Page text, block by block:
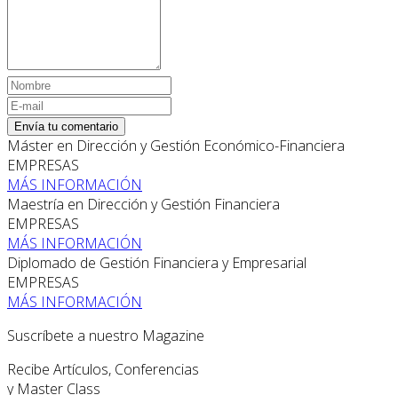
Envía tu comentario
Máster en Dirección y Gestión Económico-Financiera
EMPRESAS
MÁS INFORMACIÓN
Maestría en Dirección y Gestión Financiera
EMPRESAS
MÁS INFORMACIÓN
Diplomado de Gestión Financiera y Empresarial
EMPRESAS
MÁS INFORMACIÓN
Suscríbete a nuestro Magazine
Recibe Artículos, Conferencias
y Master Class